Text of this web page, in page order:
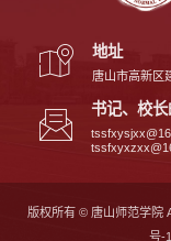
地址
唐山市高新区
书记、校长
版权所有 © 唐山师范学
号-